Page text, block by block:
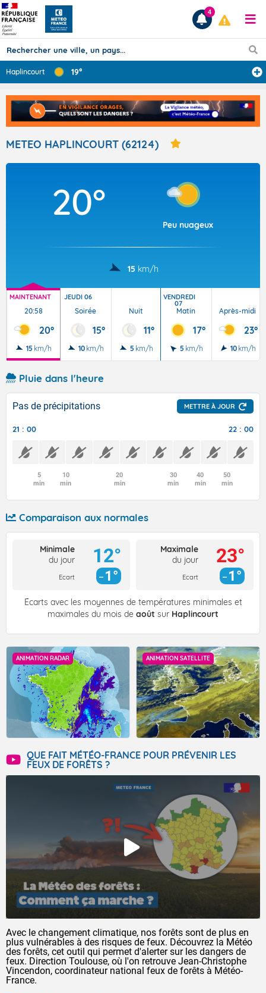
Prévisions
TOUS LES RÉSULTATS
Articles
4
Haplincourt 19°
METEO HAPLINCOURT (62124)
20°
Peu nuageux
15 km/h
MAINTENANT
20:58
20°
15 km/h
JEUDI 06
Soirée
15°
10 km/h
Nuit
11°
5 km/h
VENDREDI
07
Matin
17°
5 km/h
Après-midi
23°
10 km/h
Pluie dans l'heure
Pas de précipitations METTRE À JOUR
21 : 00 22 : 00
5
min
10
min
20
min
30
min
40
min
50
min
Comparaison aux normales
Minimale
du jour
Ecart
12°
1°
Maximale
du jour
Ecart
23°
1°
Écarts avec les moyennes de températures minimales et
maximales du mois de août sur Haplincourt
ANIMATION RADAR ANIMATION SATELLITE
QUE FAIT MÉTÉO-FRANCE POUR PRÉVENIR LES
FEUX DE FORÊTS ?
Avec le changement climatique, nos forêts sont de plus en
plus vulnérables à des risques de feux. Découvrez la Météo
des forêts, cet outil qui permet d'alerter sur les dangers de
feux. Direction Toulouse, où l'on retrouve Jean-Christophe
Vincendon, coordinateur national feux de forêts à Météo-
France.